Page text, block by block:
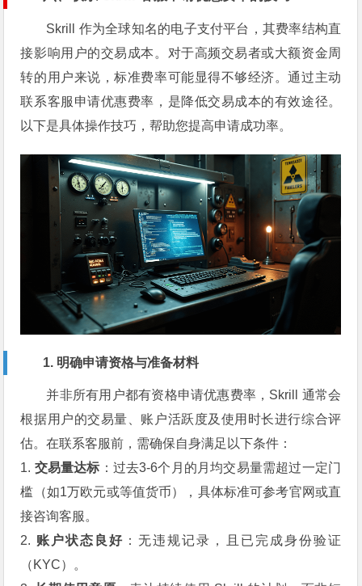
Skrill 作为全球知名的电子支付平台，其费率结构直
接影响用户的交易成本。对于高频交易者或大额资金周
转的用户来说，标准费率可能显得不够经济。通过主动
联系客服申请优惠费率，是降低交易成本的有效途径。
以下是具体操作技巧，帮助您提高申请成功率。
1. 明确申请资格与准备材料
并非所有用户都有资格申请优惠费率，Skrill 通常会
根据用户的交易量、账户活跃度及使用时长进行综合评
估。在联系客服前，需确保自身满足以下条件：
1. 交易量达标 ：过去3-6个月的月均交易量需超过一定门
槛（如1万欧元或等值货币），具体标准可参考官网或直
接咨询客服。
2. 账户状态良好 ：无违规记录，且已完成身份验证
（KYC）。